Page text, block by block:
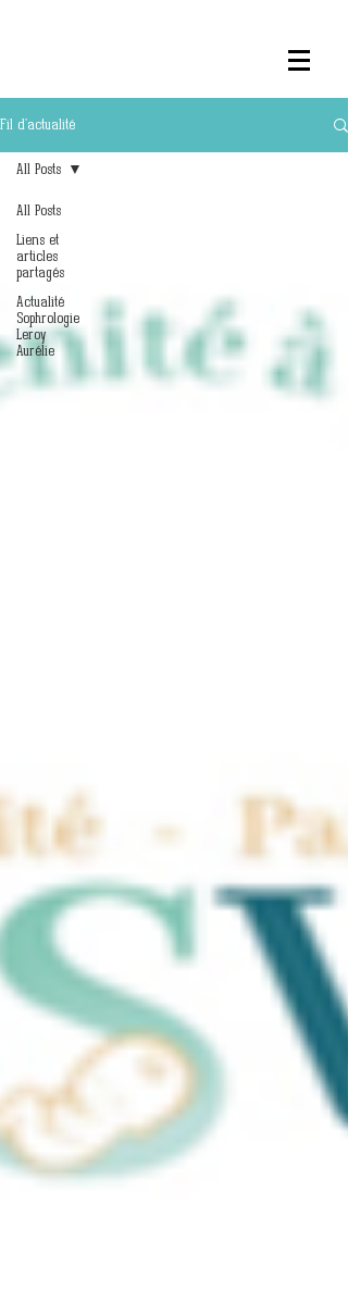
Fil d'actualité
All Posts
Liens et
articles
partagés
Actualité
Sophrologie
Leroy
Aurélie
All Posts